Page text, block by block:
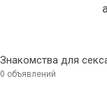
Знакомства для
0 объявлений